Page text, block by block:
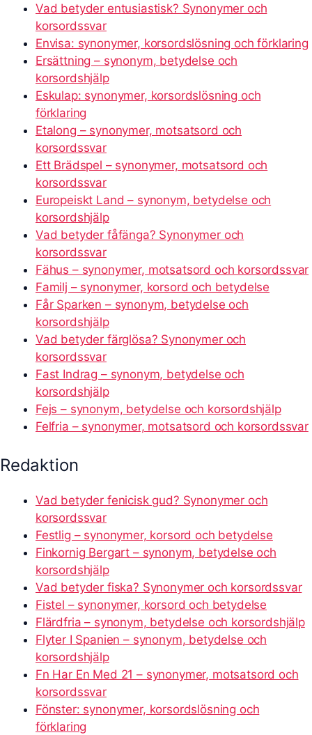
Vad betyder entusiastisk? Synonymer och
korsordssvar
Envisa: synonymer, korsordslösning och förklaring
Ersättning – synonym, betydelse och
korsordshjälp
Eskulap: synonymer, korsordslösning och
förklaring
Etalong – synonymer, motsatsord och
korsordssvar
Ett Brädspel – synonymer, motsatsord och
korsordssvar
Europeiskt Land – synonym, betydelse och
korsordshjälp
Vad betyder fåfänga? Synonymer och
korsordssvar
Fähus – synonymer, motsatsord och korsordssvar
Familj – synonymer, korsord och betydelse
Får Sparken – synonym, betydelse och
korsordshjälp
Vad betyder färglösa? Synonymer och
korsordssvar
Fast Indrag – synonym, betydelse och
korsordshjälp
Fejs – synonym, betydelse och korsordshjälp
Felfria – synonymer, motsatsord och korsordssvar
Redaktion
Vad betyder fenicisk gud? Synonymer och
korsordssvar
Festlig – synonymer, korsord och betydelse
Finkornig Bergart – synonym, betydelse och
korsordshjälp
Vad betyder fiska? Synonymer och korsordssvar
Fistel – synonymer, korsord och betydelse
Flärdfria – synonym, betydelse och korsordshjälp
Flyter I Spanien – synonym, betydelse och
korsordshjälp
Fn Har En Med 21 – synonymer, motsatsord och
korsordssvar
Fönster: synonymer, korsordslösning och
förklaring